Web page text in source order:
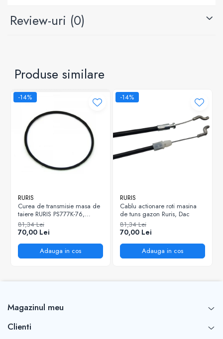
Review-uri (0)
Produse similare
-14%
RURIS
Curea de transmisie masa de
taiere RURIS PS777K-76,
pentru motocositori Ruris DAC
777K
81,34 Lei
70,00 Lei
Adauga in cos
-14%
RURIS
Cablu actionare roti masina
de tuns gazon Ruris, Dac
81,34 Lei
70,00 Lei
Adauga in cos
Magazinul meu
Clienti